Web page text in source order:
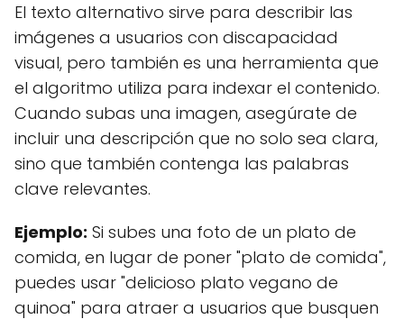
El texto alternativo sirve para describir las
imágenes a usuarios con discapacidad
visual, pero también es una herramienta que
el algoritmo utiliza para indexar el contenido.
Cuando subas una imagen, asegúrate de
incluir una descripción que no solo sea clara,
sino que también contenga las palabras
clave relevantes.
Ejemplo: Si subes una foto de un plato de
comida, en lugar de poner "plato de comida",
puedes usar "delicioso plato vegano de
quinoa" para atraer a usuarios que busquen